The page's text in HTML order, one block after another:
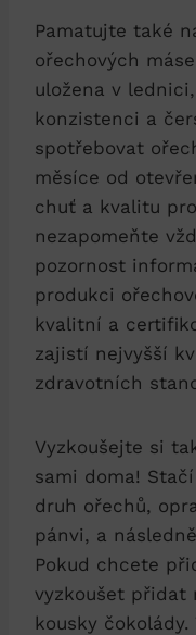
Pamatujte také
ořechových
uložena v
konzistenci a
spotřebovat
měsíce od
chuť a kvalitu
nezapomeňte
pozornost
produkci
kvalitní a
zajistí nejvyšší
zdravotních
Vyzkoušejte si
sami doma!
druh ořechů,
pánvi, a
Pokud chcete
vyzkoušet přidat
kousky